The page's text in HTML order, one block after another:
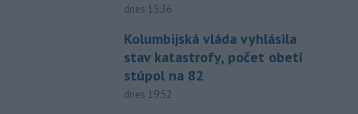
dnes 15:36
Kolumbijská vláda vyhlásila
stav katastrofy, počet obetí
stúpol na 82
dnes 19:52